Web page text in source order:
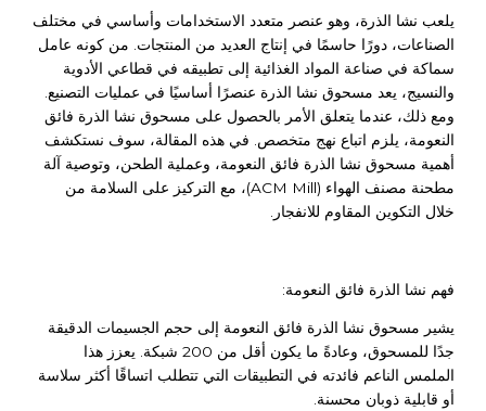
يلعب نشا الذرة، وهو عنصر متعدد الاستخدامات وأساسي في مختلف
الصناعات، دورًا حاسمًا في إنتاج العديد من المنتجات. من كونه عامل
سماكة في صناعة المواد الغذائية إلى تطبيقه في قطاعي الأدوية
والنسيج، يعد مسحوق نشا الذرة عنصرًا أساسيًا في عمليات التصنيع.
ومع ذلك، عندما يتعلق الأمر بالحصول على مسحوق نشا الذرة فائق
النعومة، يلزم اتباع نهج متخصص. في هذه المقالة، سوف نستكشف
أهمية مسحوق نشا الذرة فائق النعومة، وعملية الطحن، وتوصية آلة
مطحنة مصنف الهواء (ACM Mill)، مع التركيز على السلامة من
خلال التكوين المقاوم للانفجار.
فهم نشا الذرة فائق النعومة:
يشير مسحوق نشا الذرة فائق النعومة إلى حجم الجسيمات الدقيقة
جدًا للمسحوق، وعادةً ما يكون أقل من 200 شبكة. يعزز هذا
الملمس الناعم فائدته في التطبيقات التي تتطلب اتساقًا أكثر سلاسة
أو قابلية ذوبان محسنة.